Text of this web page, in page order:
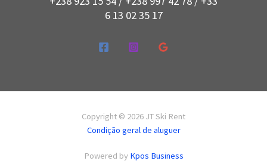
6 13 02 35 17
Copyright © 2026 JT Ski Rent
Condição geral de aluguer
Powered by Kpos Business